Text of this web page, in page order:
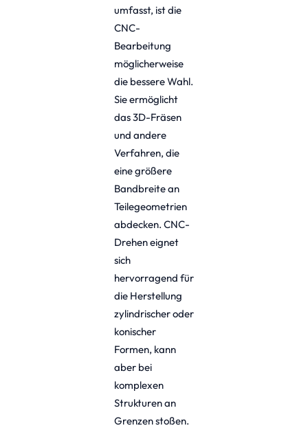
umfasst, ist die
CNC-
Bearbeitung
möglicherweise
die bessere Wahl.
Sie ermöglicht
das 3D-Fräsen
und andere
Verfahren, die
eine größere
Bandbreite an
Teilegeometrien
abdecken. CNC-
Drehen eignet
sich
hervorragend für
die Herstellung
zylindrischer oder
konischer
Formen, kann
aber bei
komplexen
Strukturen an
Grenzen stoßen.